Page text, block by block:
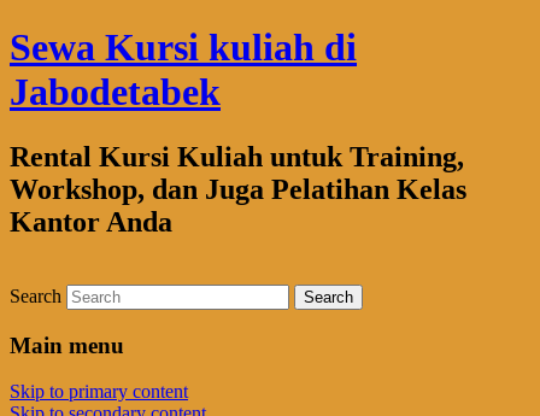
Sewa Kursi kuliah di
Jabodetabek
Rental Kursi Kuliah untuk Training,
Workshop, dan Juga Pelatihan Kelas
Kantor Anda
Search
Main menu
Skip to primary content